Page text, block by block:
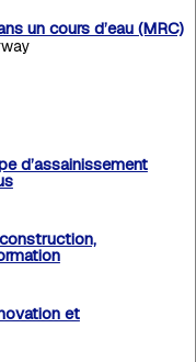
un cours d’eau (MRC)
d’assainissement
et